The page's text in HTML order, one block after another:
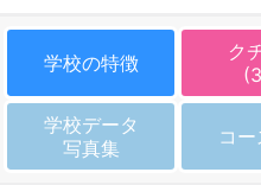
学校の特徴
ク
学校データ
写真集
コ